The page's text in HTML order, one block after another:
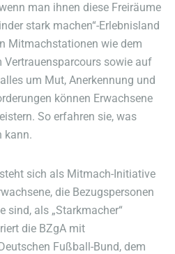
man ihnen diese Freiräume
stark machen“-Erlebnisland
Mitmachstationen wie dem
Vertrauensparcours sowie auf
um Mut, Anerkennung und
können Erwachsene
So erfahren sie, was
kann.
sich als Mitmach-Initiative
die Bezugspersonen
sind, als „Starkmacher“
die BZgA mit
Fußball-Bund, dem